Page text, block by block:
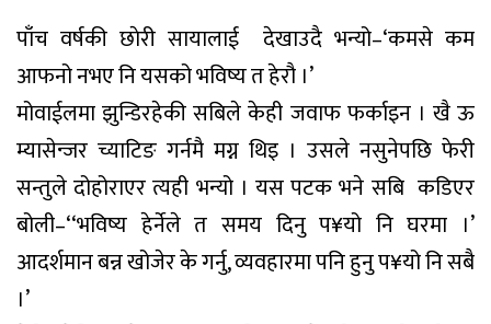
पाँच वर्षकी छाेरी सायालाई देखाउदै भन्यो–‘कमसे कम
आफनो नभए नि यसको भविष्य त हेरौ ।’
मोवाईलमा झुन्डिरहेकी सबिले केही जवाफ फर्काइन । खै ऊ
म्यासेन्जर च्याटिङ गर्नमै मग्न थिइ । उसले नसुनेपछि फेरी
सन्तुले दोहोराएर त्यही भन्यो । यस पटक भने सबि कडिएर
बोली–‘‘भविष्य हेर्नेले त समय दिनु प¥यो नि घरमा ।’
आदर्शमान बन्न खोजेर के गर्नु, व्यवहारमा पनि हुनु प¥यो नि सबै
।’